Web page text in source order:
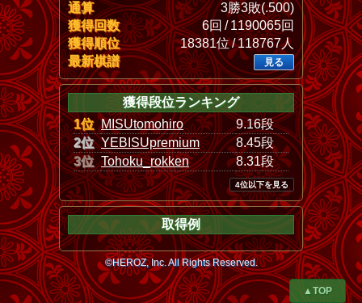
通算
3勝3敗(.500)
獲得回数
6回 / 1190065回
獲得順位
18381位 / 118767人
最新棋譜
見る
獲得段位ランキング
1位 MISUtomohiro
9.16段
2位 YEBISUpremium
8.45段
3位 Tohoku_rokken 8.31段
4位以下を見る
取得例
©HEROZ, Inc. All Rights Reserved.
▲TOP